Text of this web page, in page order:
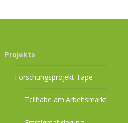
Projekte
Forschungsprojekt Tape
Teilhabe am Arbeitsmarkt